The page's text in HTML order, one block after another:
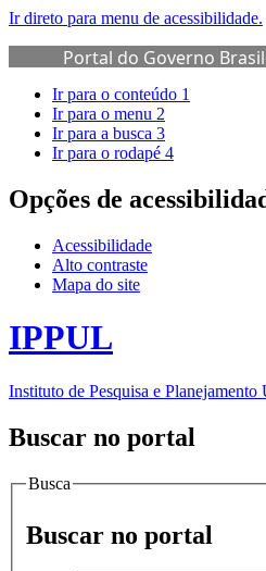
Ir direto para menu de acessibilidade.
Portal do Governo
de Governo
Ir para o conteúdo 1
Ir para o menu 2
Ir para a busca 3
Ir para o rodapé 4
Opções de
Acessibilidade
Alto contraste
Mapa do site
IPPUL
Instituto de Pesquisa e
Buscar no portal
Busca
Buscar no portal